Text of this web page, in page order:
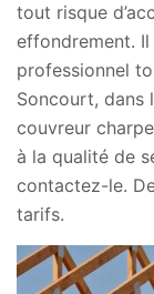
tout risque
effondrement.
professionnel
Soncourt, dans
couvreur
à la qualité de
contactez-le.
tarifs.